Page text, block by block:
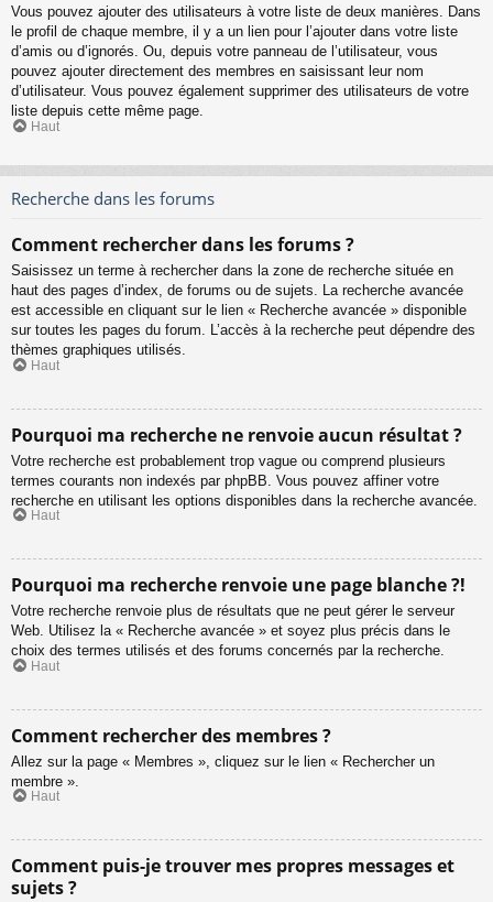
Vous pouvez ajouter des utilisateurs à votre liste de deux manières. Dans
le profil de chaque membre, il y a un lien pour l’ajouter dans votre liste
d’amis ou d’ignorés. Ou, depuis votre panneau de l’utilisateur, vous
pouvez ajouter directement des membres en saisissant leur nom
d’utilisateur. Vous pouvez également supprimer des utilisateurs de votre
liste depuis cette même page.
Haut
Recherche dans les forums
Comment rechercher dans les forums ?
Saisissez un terme à rechercher dans la zone de recherche située en
haut des pages d’index, de forums ou de sujets. La recherche avancée
est accessible en cliquant sur le lien « Recherche avancée » disponible
sur toutes les pages du forum. L’accès à la recherche peut dépendre des
thèmes graphiques utilisés.
Haut
Pourquoi ma recherche ne renvoie aucun résultat ?
Votre recherche est probablement trop vague ou comprend plusieurs
termes courants non indexés par phpBB. Vous pouvez affiner votre
recherche en utilisant les options disponibles dans la recherche avancée.
Haut
Pourquoi ma recherche renvoie une page blanche ?!
Votre recherche renvoie plus de résultats que ne peut gérer le serveur
Web. Utilisez la « Recherche avancée » et soyez plus précis dans le
choix des termes utilisés et des forums concernés par la recherche.
Haut
Comment rechercher des membres ?
Allez sur la page « Membres », cliquez sur le lien « Rechercher un
membre ».
Haut
Comment puis-je trouver mes propres messages et
sujets ?